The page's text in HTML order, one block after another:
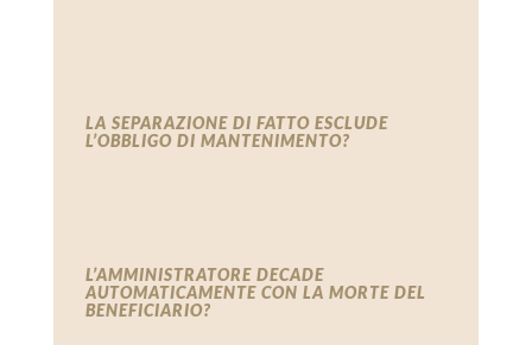
LA SEPARAZIONE DI FATTO ESCLUDE
L’OBBLIGO DI MANTENIMENTO?
L’AMMINISTRATORE DECADE
AUTOMATICAMENTE CON LA MORTE DEL
BENEFICIARIO?